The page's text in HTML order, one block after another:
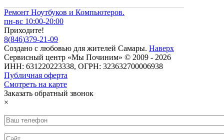
Ремонт Ноутбуков и Компьютеров.
пн-вс 10:00-20:00
Приходите!
8(846)379-21-09
Создано с любовью для жителей Самары. Наверх
Сервисный центр «Мы Починим» © 2009 - 2026
ИНН: 631220223338, ОГРН: 323632700006938
Публичная оферта
Смотреть на карте
Заказать обратный звонок
×